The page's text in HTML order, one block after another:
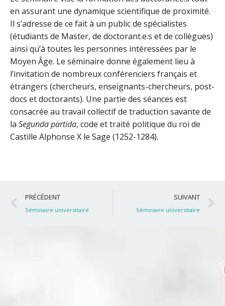
en assurant une dynamique scientifique de proximité.
Il s’adresse de ce fait à un public de spécialistes
(étudiants de Master, de doctorant.e.s et de collègues)
ainsi qu’à toutes les personnes intéressées par le
Moyen Âge. Le séminaire donne également lieu à
l’invitation de nombreux conférenciers français et
étrangers (chercheurs, enseignants-chercheurs, post-
docs et doctorants). Une partie des séances est
consacrée au travail collectif de traduction savante de
la Segunda partida, code et traité politique du roi de
Castille Alphonse X le Sage (1252-1284).
Précédent
PRÉCÉDENT
Séminaire universitaire
SUIVANT
Séminaire universitaire